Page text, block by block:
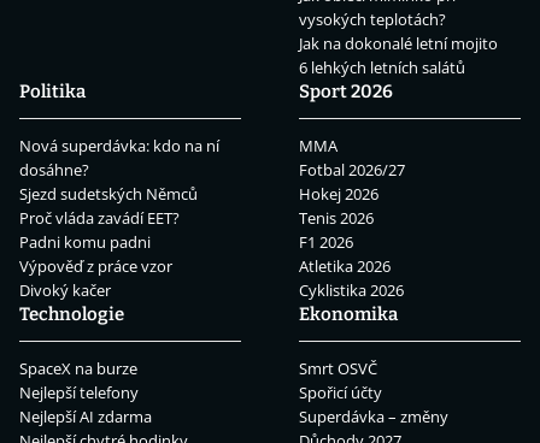
vysokých teplotách?
Jak na dokonalé letní mojito
6 lehkých letních salátů
Politika
Nová superdávka: kdo na ní
dosáhne?
Sjezd sudetských Němců
Proč vláda zavádí EET?
Padni komu padni
Výpověď z práce vzor
Divoký kačer
Sport 2026
MMA
Fotbal 2026/27
Hokej 2026
Tenis 2026
F1 2026
Atletika 2026
Cyklistika 2026
Technologie
SpaceX na burze
Nejlepší telefony
Nejlepší AI zdarma
Ekonomika
Smrt OSVČ
Spořicí účty
Superdávka – změny